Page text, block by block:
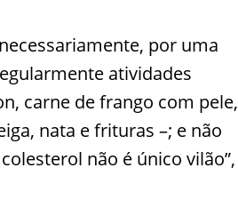
por uma
atividades
carne de frango com pele,
nata e frituras –; e não
não é único vilão”,